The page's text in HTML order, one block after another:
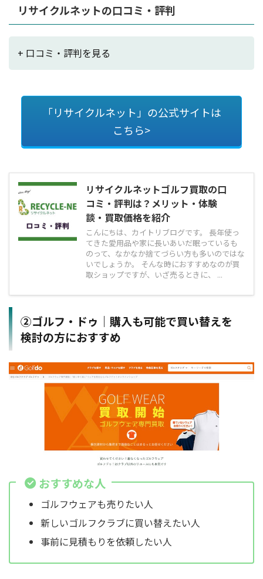
リサイクルネットの口コミ・評判
+ 口コミ・評判を見る
「リサイクルネット」の公式サイトは
こちら>
リサイクルネットゴルフ買取の口
コミ・評判は？メリット・体験
談・買取価格を紹介
こんにちは、カイトリブログです。 長年使っ
てきた愛用品や家に長いあいだ眠っているも
のって、なかなか捨てづらい方も多いのではな
いでしょうか。 そんな時におすすめなのが買
取ショップですが、いざ売るときに、 ...
②ゴルフ・ドゥ｜購入も可能で買い替えを
検討の方におすすめ
おすすめな人
ゴルフウェアも売りたい人
新しいゴルフクラブに買い替えたい人
事前に見積もりを依頼したい人